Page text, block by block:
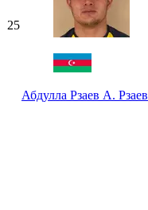
25
Абдулла Рзаев А. Рзаев